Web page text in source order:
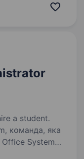
a student.
System